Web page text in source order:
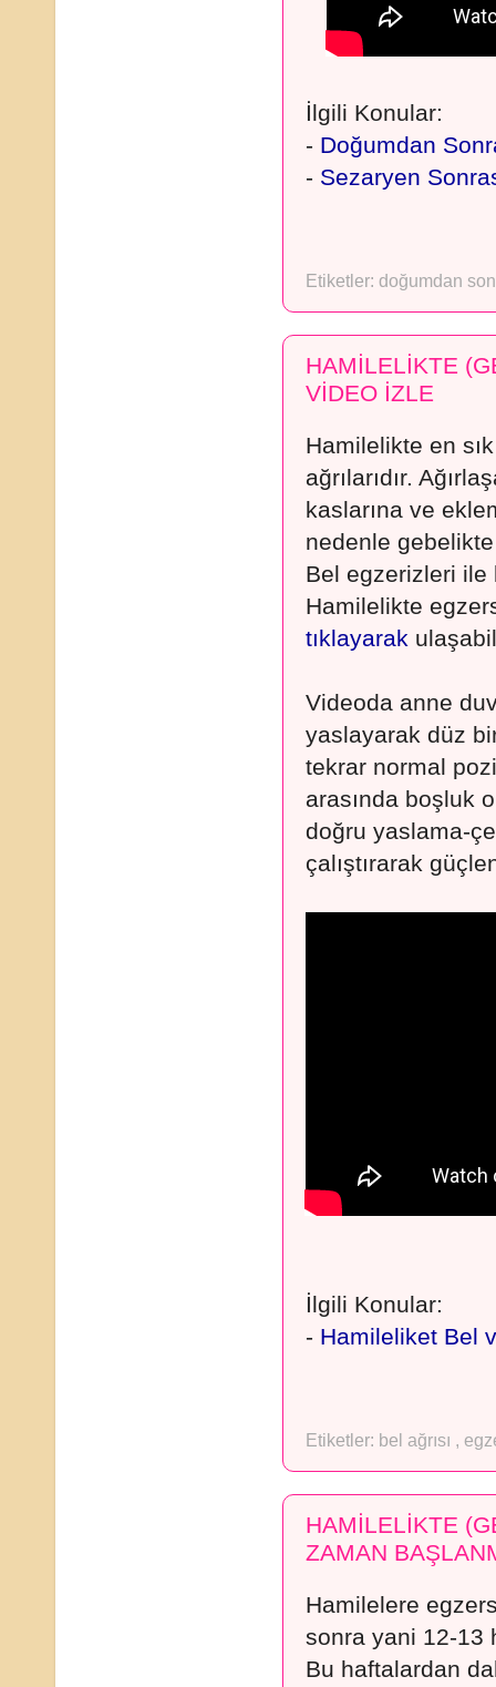
İlgili Konular:
- Doğumdan
- Sezaryen
Etiketler: doğumdan
HAMİLELİKTE
VİDEO İZLE
Hamilelikte en
ağrılarıdır.
kaslarına ve
nedenle
Bel egzerizleri ile
Hamilelikte
tıklayarak
Videoda anne
yaslayarak düz
tekrar normal
arasında boşluk
doğru yaslama-
çalıştırarak
İlgili Konular:
- Hamileliket Bel
Etiketler: bel ağrısı ,
HAMİLELİKTE
ZAMAN
Hamilelere
sonra yani 12-13
Bu haftalardan